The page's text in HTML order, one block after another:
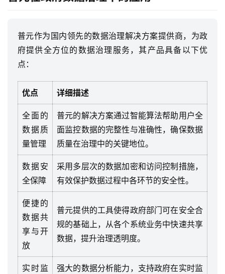
服
持
普
联
普元作为国内领先的数据治理解决方案提供商，为政
府提供全方位的数据治理服务，其产品具备以下优
点：
优点 详细描述
全面的
数据质
量管理
普元的解决方案通过智能算法帮助用户全
面监控数据的完整性与准确性，确保数据
质量在治理中的关键地位。
数据安
全保障
采用多层次的数据加密和访问控制措施，
有效保护数据过程中各环节的安全性。
便捷的
数据共
享与开
放
普元提供的工具使得政府部门可在安全合
规的基础上，从各个系统业务中快速共享
数据，提升治理透明度。
实时监
强大的数据分析能力，支持政府在实时监